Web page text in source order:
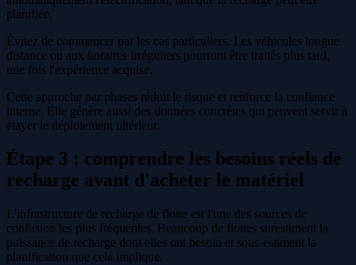
planifiée.
Évitez de commencer par les cas particuliers. Les véhicules longue
distance ou aux horaires irréguliers pourront être traités plus tard,
une fois l'expérience acquise.
Cette approche par phases réduit le risque et renforce la confiance
interne. Elle génère aussi des données concrètes qui peuvent servir à
étayer le déploiement ultérieur.
Étape 3 : comprendre les besoins réels de
recharge avant d'acheter le matériel
L'infrastructure de recharge de flotte est l'une des sources de
confusion les plus fréquentes. Beaucoup de flottes surestiment la
puissance de recharge dont elles ont besoin et sous-estiment la
planification que cela implique.